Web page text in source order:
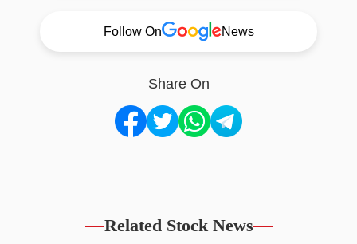
Follow On News
Share On
Related Stock News